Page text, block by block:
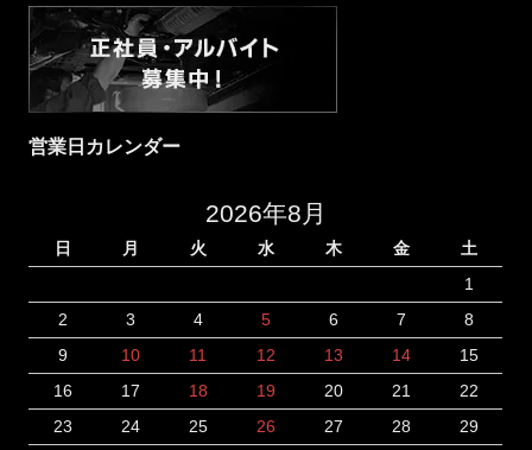
営業日カレンダー
2026年8月
日 月 火 水 木 金
土
1
2
3 4 5 6 7
8
9
10 11 12 13 14
15
16
17 18 19 20 21
22
23
24 25 26 27 28
29